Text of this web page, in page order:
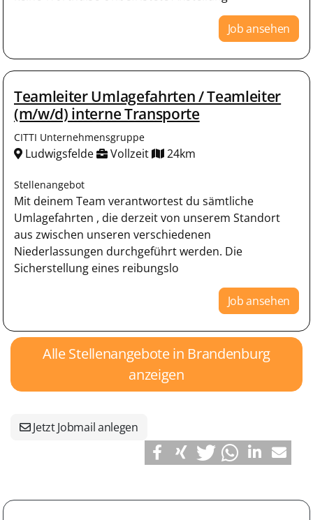
Job ansehen
Teamleiter Umlagefahrten / Teamleiter
(m/w/d) interne Transporte
CITTI Unternehmensgruppe
Ludwigsfelde Vollzeit 24km
Stellenangebot
Mit deinem Team verantwortest du sämtliche
Umlagefahrten , die derzeit von unserem Standort
aus zwischen unseren verschiedenen
Niederlassungen durchgeführt werden. Die
Sicherstellung eines reibungslo
Job ansehen
Alle Stellenangebote in Brandenburg
anzeigen
Jetzt Jobmail anlegen